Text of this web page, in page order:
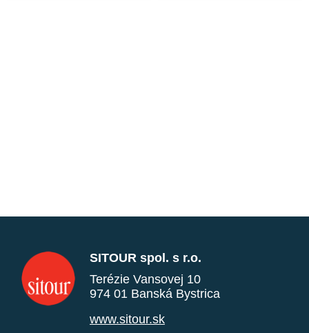
SITOUR spol. s r.o.
Terézie Vansovej 10
974 01 Banská Bystrica
www.sitour.sk